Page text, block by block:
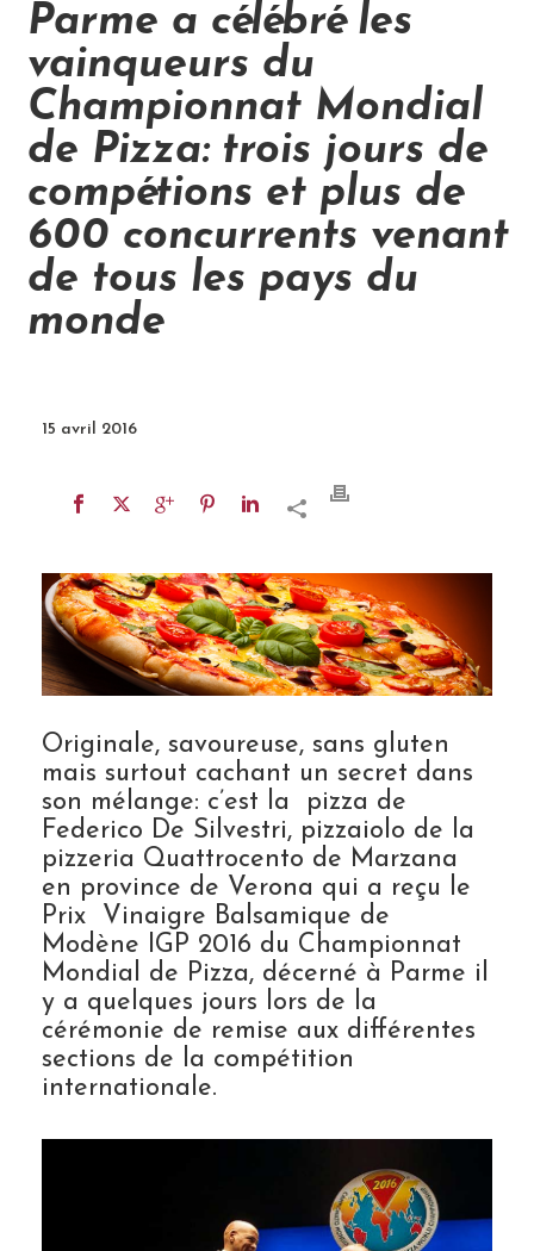
Parme a célébré les
vainqueurs du
Championnat Mondial
de Pizza: trois jours de
compétions et plus de
600 concurrents venant
de tous les pays du
monde
15 avril 2016
Originale, savoureuse, sans gluten
mais surtout cachant un secret dans
son mélange: c’est la pizza de
Federico De Silvestri, pizzaiolo de la
pizzeria Quattrocento de Marzana
en province de Verona qui a reçu le
Prix Vinaigre Balsamique de
Modène IGP 2016 du Championnat
Mondial de Pizza, décerné à Parme il
y a quelques jours lors de la
cérémonie de remise aux différentes
sections de la compétition
internationale.